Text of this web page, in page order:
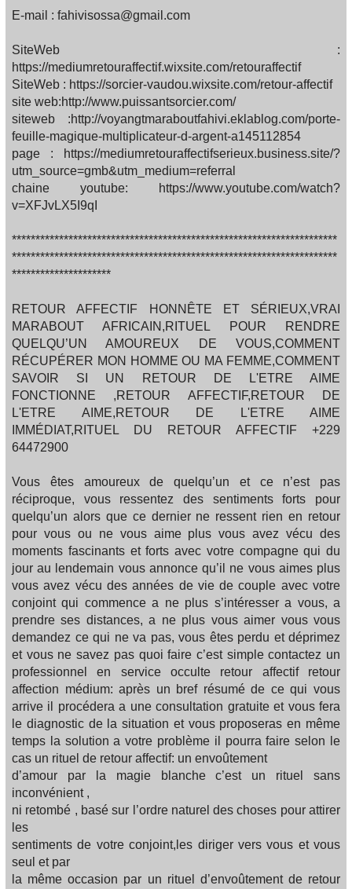
E-mail : fahivisossa@gmail.com
SiteWeb :
https://mediumretouraffectif.wixsite.com/retouraffectif
SiteWeb : https://sorcier-vaudou.wixsite.com/retour-affectif
site web:http://www.puissantsorcier.com/
siteweb :http://voyangtmaraboutfahivi.eklablog.com/porte-
feuille-magique-multiplicateur-d-argent-a145112854
page : https://mediumretouraffectifserieux.business.site/?
utm_source=gmb&utm_medium=referral
chaine youtube: https://www.youtube.com/watch?
v=XFJvLX5I9qI
*********************************************************************
*********************************************************************
*********************
RETOUR AFFECTIF HONNÊTE ET SÉRIEUX,VRAI
MARABOUT AFRICAIN,RITUEL POUR RENDRE
QUELQU’UN AMOUREUX DE VOUS,COMMENT
RÉCUPÉRER MON HOMME OU MA FEMME,COMMENT
SAVOIR SI UN RETOUR DE L'ETRE AIME
FONCTIONNE ,RETOUR AFFECTIF,RETOUR DE
L'ETRE AIME,RETOUR DE L'ETRE AIME
IMMÉDIAT,RITUEL DU RETOUR AFFECTIF +229
64472900
Vous êtes amoureux de quelqu’un et ce n’est pas
réciproque, vous ressentez des sentiments forts pour
quelqu’un alors que ce dernier ne ressent rien en retour
pour vous ou ne vous aime plus vous avez vécu des
moments fascinants et forts avec votre compagne qui du
jour au lendemain vous annonce qu’il ne vous aimes plus
vous avez vécu des années de vie de couple avec votre
conjoint qui commence a ne plus s’intéresser a vous, a
prendre ses distances, a ne plus vous aimer vous vous
demandez ce qui ne va pas, vous êtes perdu et déprimez
et vous ne savez pas quoi faire c’est simple contactez un
professionnel en service occulte retour affectif retour
affection médium: après un bref résumé de ce qui vous
arrive il procédera a une consultation gratuite et vous fera
le diagnostic de la situation et vous proposeras en même
temps la solution a votre problème il pourra faire selon le
cas un rituel de retour affectif: un envoûtement
d’amour par la magie blanche c’est un rituel sans
inconvénient ,
ni retombé , basé sur l’ordre naturel des choses pour attirer
les
sentiments de votre conjoint,les diriger vers vous et vous
seul et par
la même occasion par un rituel d’envoûtement de retour